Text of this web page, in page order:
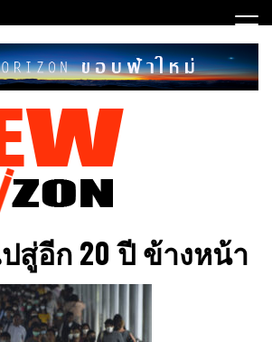
สู่อีก 20 ปี ข้างหน้า